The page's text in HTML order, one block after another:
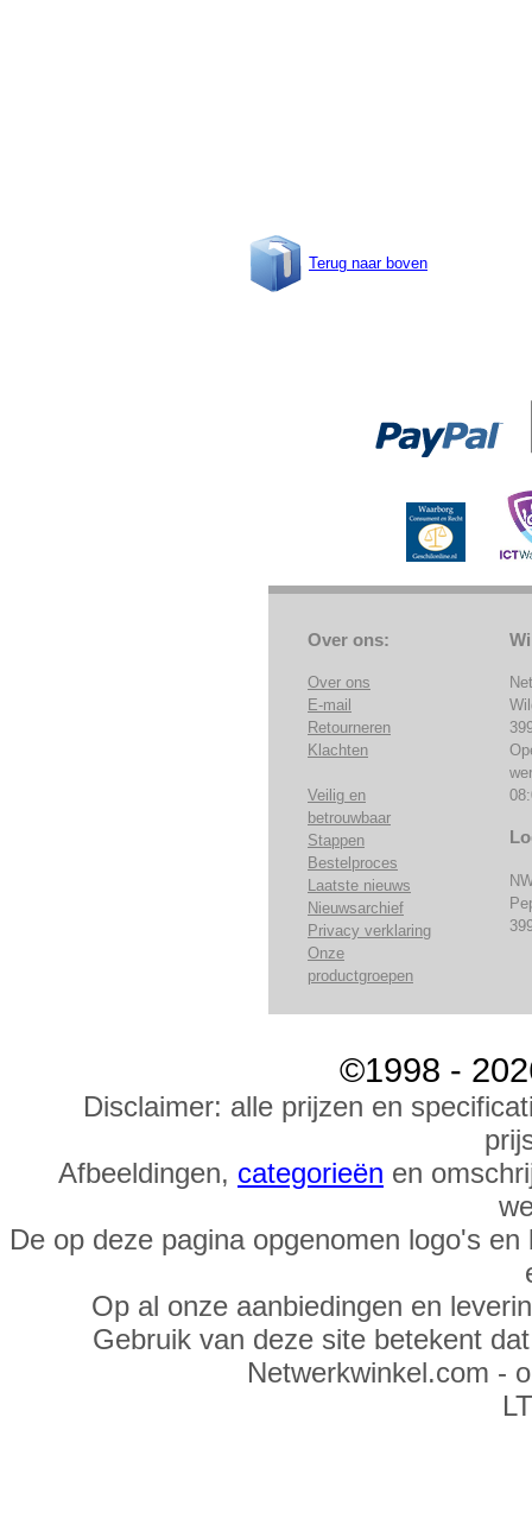
Terug naar boven
Over ons:
Over ons
E-mail
Retourneren
Klachten
Veilig en
betrouwbaar
Stappen
Bestelproces
Laatste nieuws
Nieuwsarchief
Privacy verklaring
Onze
productgroepen
©1998 -
Disclaimer: alle prijzen en
Afbeeldingen, categorieën en
De op deze pagina opgenomen logo's
Op al onze aanbiedingen en
Gebruik van deze site betekent
Netwerkwinkel.com -